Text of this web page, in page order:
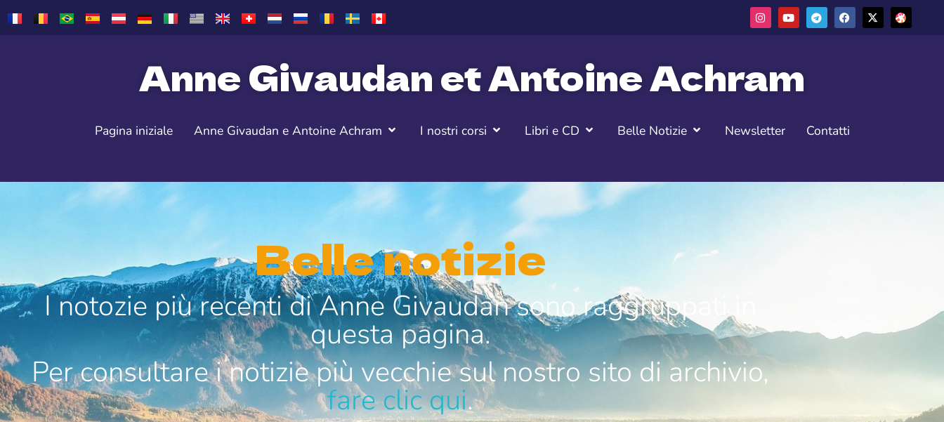
Anne Givaudan et Antoine Achram
Pagina iniziale Anne Givaudan e Antoine Achram I nostri corsi Libri e CD Belle Notizie Newsletter Contatti
Belle notizie
I notozie più recenti di Anne Givaudan sono raggruppati in
questa pagina.
Per consultare i notizie più vecchie sul nostro sito di archivio,
fare clic qui.